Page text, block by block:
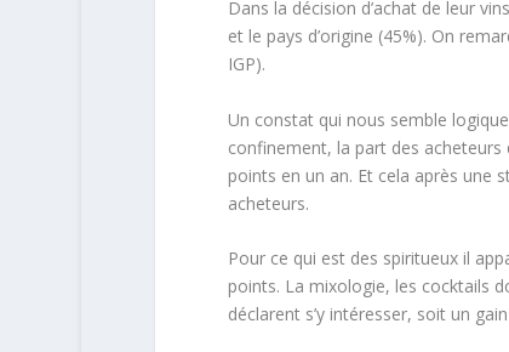
Dans la décision d’achat de leur
et le pays d’origine (45%). On
IGP).
Un constat qui nous semble
confinement, la part des acheteurs
points en un an. Et cela après une
acheteurs.
Pour ce qui est des spiritueux il
points. La mixologie, les cocktails
déclarent s’y intéresser, soit un